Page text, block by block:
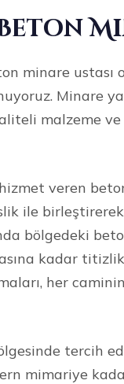
minare
Minare
malzeme
veren
ile
bölgedeki
kadar
her
tercih
mimariye